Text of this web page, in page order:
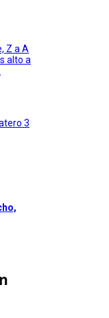
Z a A
alto a